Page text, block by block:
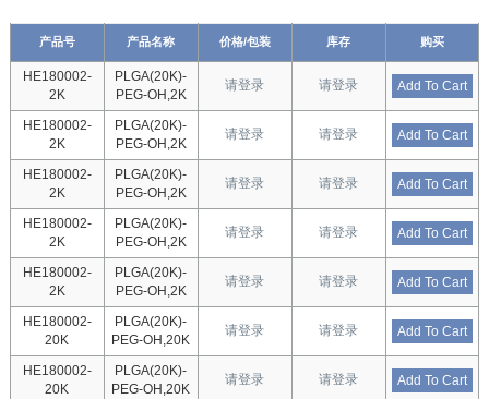
产品号 产品名称 价格/包装 库存 购买
HE180002-
2K
PLGA(20K)-
PEG-OH,2K
请登录 请登录 Add To Cart
HE180002-
2K
PLGA(20K)-
PEG-OH,2K
请登录 请登录 Add To Cart
HE180002-
2K
PLGA(20K)-
PEG-OH,2K
请登录 请登录 Add To Cart
HE180002-
2K
PLGA(20K)-
PEG-OH,2K
请登录 请登录 Add To Cart
HE180002-
2K
PLGA(20K)-
PEG-OH,2K
请登录 请登录 Add To Cart
HE180002-
20K
PLGA(20K)-
PEG-OH,20K
请登录 请登录 Add To Cart
HE180002-
20K
PLGA(20K)-
PEG-OH,20K
请登录 请登录 Add To Cart